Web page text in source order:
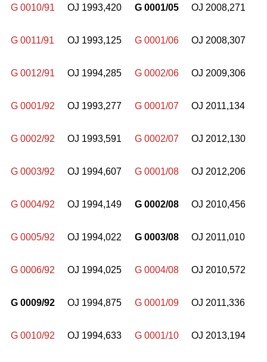
G 0010/91 OJ 1993,420 G 0001/05 OJ 2008,271
G 0011/91 OJ 1993,125 G 0001/06 OJ 2008,307
G 0012/91 OJ 1994,285 G 0002/06 OJ 2009,306
G 0001/92 OJ 1993,277 G 0001/07 OJ 2011,134
G 0002/92 OJ 1993,591 G 0002/07 OJ 2012,130
G 0003/92 OJ 1994,607 G 0001/08 OJ 2012,206
G 0004/92 OJ 1994,149 G 0002/08 OJ 2010,456
G 0005/92 OJ 1994,022 G 0003/08 OJ 2011,010
G 0006/92 OJ 1994,025 G 0004/08 OJ 2010,572
G 0009/92 OJ 1994,875 G 0001/09 OJ 2011,336
G 0010/92 OJ 1994,633 G 0001/10 OJ 2013,194